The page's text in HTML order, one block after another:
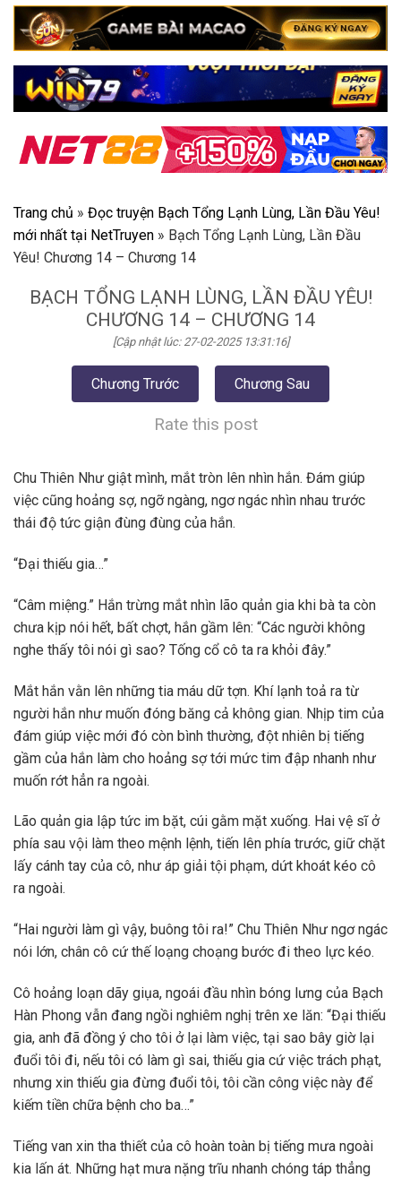
Trang chủ » Đọc truyện Bạch Tổng Lạnh Lùng, Lần Đầu Yêu!
mới nhất tại NetTruyen » Bạch Tổng Lạnh Lùng, Lần Đầu
Yêu! Chương 14 – Chương 14
BẠCH TỔNG LẠNH LÙNG, LẦN ĐẦU YÊU!
CHƯƠNG 14 – CHƯƠNG 14
[Cập nhật lúc: 27-02-2025 13:31:16]
Chương Trước Chương Sau
Rate this post
Chu Thiên Như giật mình, mắt tròn lên nhìn hắn. Đám giúp
việc cũng hoảng sợ, ngỡ ngàng, ngơ ngác nhìn nhau trước
thái độ tức giận đùng đùng của hắn.
“Đại thiếu gia…”
“Câm miệng.” Hắn trừng mắt nhìn lão quản gia khi bà ta còn
chưa kịp nói hết, bất chợt, hắn gầm lên: “Các người không
nghe thấy tôi nói gì sao? Tống cổ cô ta ra khỏi đây.”
Mắt hắn vằn lên những tia máu dữ tợn. Khí lạnh toả ra từ
người hắn như muốn đóng băng cả không gian. Nhịp tim của
đám giúp việc mới đó còn bình thường, đột nhiên bị tiếng
gầm của hắn làm cho hoảng sợ tới mức tim đập nhanh như
muốn rớt hẳn ra ngoài.
Lão quản gia lập tức im bặt, cúi gằm mặt xuống. Hai vệ sĩ ở
phía sau vội làm theo mệnh lệnh, tiến lên phía trước, giữ chặt
lấy cánh tay của cô, như áp giải tội phạm, dứt khoát kéo cô
ra ngoài.
“Hai người làm gì vậy, buông tôi ra!” Chu Thiên Như ngơ ngác
nói lớn, chân cô cứ thế loạng choạng bước đi theo lực kéo.
Cô hoảng loạn dãy giụa, ngoái đầu nhìn bóng lưng của Bạch
Hàn Phong vẫn đang ngồi nghiêm nghị trên xe lăn: “Đại thiếu
gia, anh đã đồng ý cho tôi ở lại làm việc, tại sao bây giờ lại
đuổi tôi đi, nếu tôi có làm gì sai, thiếu gia cứ việc trách phạt,
nhưng xin thiếu gia đừng đuổi tôi, tôi cần công việc này để
kiếm tiền chữa bệnh cho ba…”
Tiếng van xin tha thiết của cô hoàn toàn bị tiếng mưa ngoài
kia lấn át. Những hạt mưa nặng trĩu nhanh chóng táp thẳng